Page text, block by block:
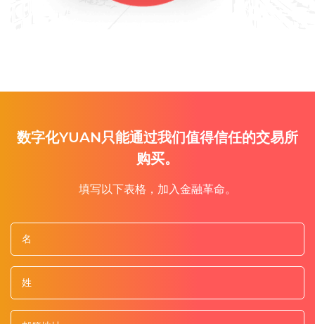
数字化YUAN只能通过我们值得信任的交易所
购买。
填写以下表格，加入金融革命。